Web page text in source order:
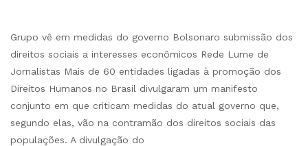
Grupo vê em medidas do governo Bolsonaro submissão dos
direitos sociais a interesses econômicos Rede Lume de
Jornalistas Mais de 60 entidades ligadas à promoção dos
Direitos Humanos no Brasil divulgaram um manifesto
conjunto em que criticam medidas do atual governo que,
segundo elas, vão na contramão dos direitos sociais das
populações. A divulgação do